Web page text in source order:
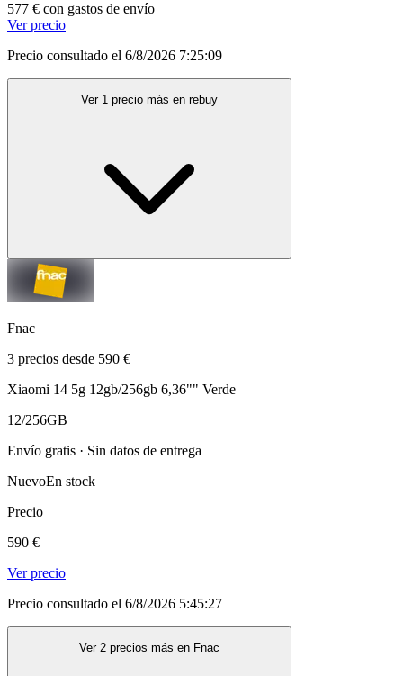
577 € con gastos de envío
Ver precio
Precio consultado el 6/8/2026 7:25:09
Ver 1 precio más en rebuy
Fnac
3 precios desde 590 €
Xiaomi 14 5g 12gb/256gb 6,36"" Verde
12/256GB
Envío gratis · Sin datos de entrega
NuevoEn stock
Precio
590 €
Ver precio
Precio consultado el 6/8/2026 5:45:27
Ver 2 precios más en Fnac